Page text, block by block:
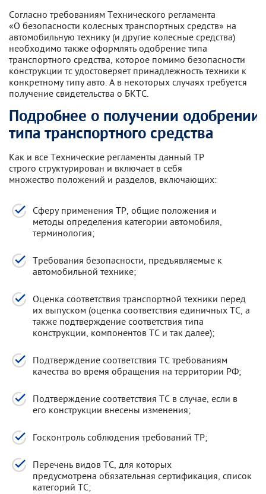
Согласно требованиям Технического регламента
«О безопасности колесных транспортных средств» на
автомобильную технику (и другие колесные средства)
необходимо также оформлять одобрение типа
транспортного средства, которое помимо безопасности
конструкции тс удостоверяет принадлежность техники к
конкретному типу авто. А в некоторых случаях требуется
получение свидетельства о БКТС.
Подробнее о получении одобрении
типа транспортного средства
Как и все Технические регламенты данный ТР
строго структурирован и включает в себя
множество положений и разделов, включающих:
Сферу применения ТР, общие положения и
методы определения категории автомобиля,
терминология;
Требования безопасности, предъявляемые к
автомобильной технике;
Оценка соответствия транспортной техники перед
их выпуском (оценка соответствия единичных ТС, а
также подтверждение соответствия типа
конструкции, компонентов ТС и так далее);
Подтверждение соответствия ТС требованиям
качества во время обращения на территории РФ;
Подтверждение соответствия ТС в случае, если в
его конструкции внесены изменения;
Госконтроль соблюдения требований ТР;
Перечень видов ТС, для которых
предусмотрена обязательная сертификация, список
категорий ТС;